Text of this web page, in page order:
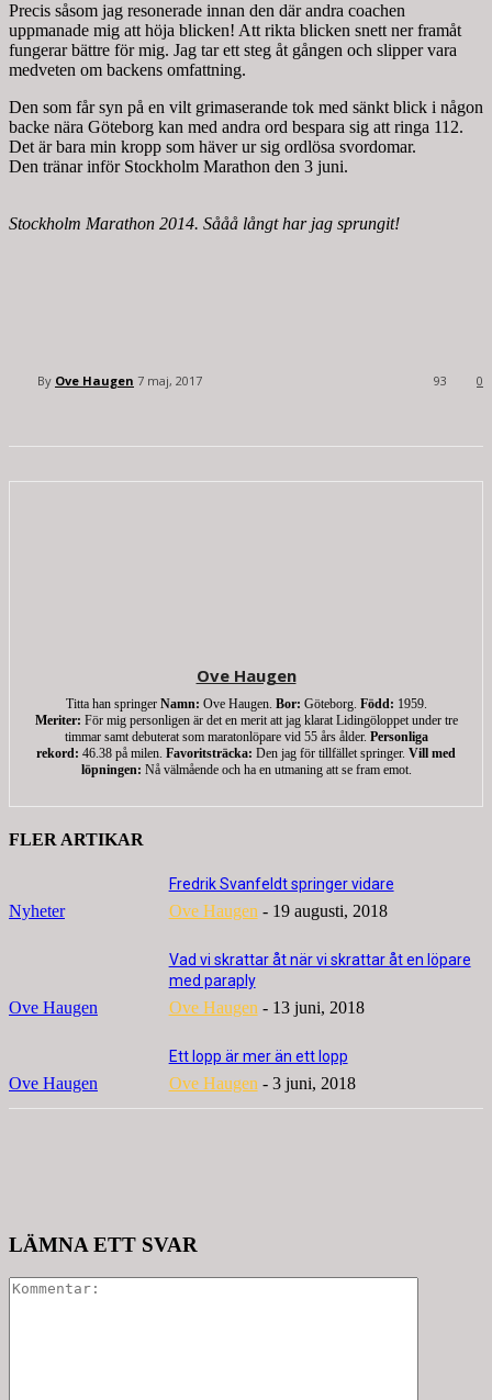
Precis såsom jag resonerade innan den där andra coachen
uppmanade mig att höja blicken! Att rikta blicken snett ner framåt
fungerar bättre för mig. Jag tar ett steg åt gången och slipper vara
medveten om backens omfattning.
Den som får syn på en vilt grimaserande tok med sänkt blick i någon
backe nära Göteborg kan med andra ord bespara sig att ringa 112.
Det är bara min kropp som häver ur sig ordlösa svordomar.
Den tränar inför Stockholm Marathon den 3 juni.
Stockholm Marathon 2014. Sååå långt har jag sprungit!
By Ove Haugen 7 maj, 2017 0
93
Ove Haugen
Titta han springer Namn: Ove Haugen. Bor: Göteborg. Född: 1959.
Meriter: För mig personligen är det en merit att jag klarat Lidingöloppet under tre
timmar samt debuterat som maratonlöpare vid 55 års ålder. Personliga
rekord: 46.38 på milen. Favoritsträcka: Den jag för tillfället springer. Vill med
löpningen: Nå välmående och ha en utmaning att se fram emot.
FLER ARTIKAR
Nyheter
Fredrik Svanfeldt springer vidare
Ove Haugen - 19 augusti, 2018
Ove Haugen
Vad vi skrattar åt när vi skrattar åt en löpare
med paraply
Ove Haugen - 13 juni, 2018
Ove Haugen
Ett lopp är mer än ett lopp
Ove Haugen - 3 juni, 2018
LÄMNA ETT SVAR